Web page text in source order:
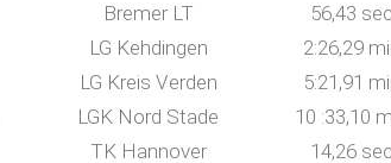
Bremer LT 56,43 sec
LG Kehdingen 2:26,29
LG Kreis Verden 5:21,91
LGK Nord Stade 10 :33,10
TK Hannover 14,26 sec